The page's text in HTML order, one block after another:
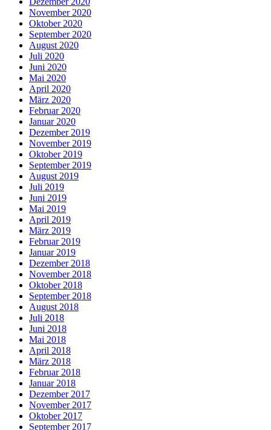
November 2020
Oktober 2020
September 2020
August 2020
Juli 2020
Juni 2020
Mai 2020
April 2020
März 2020
Februar 2020
Januar 2020
Dezember 2019
November 2019
Oktober 2019
September 2019
August 2019
Juli 2019
Juni 2019
Mai 2019
April 2019
März 2019
Februar 2019
Januar 2019
Dezember 2018
November 2018
Oktober 2018
September 2018
August 2018
Juli 2018
Juni 2018
Mai 2018
April 2018
März 2018
Februar 2018
Januar 2018
Dezember 2017
November 2017
Oktober 2017
September 2017